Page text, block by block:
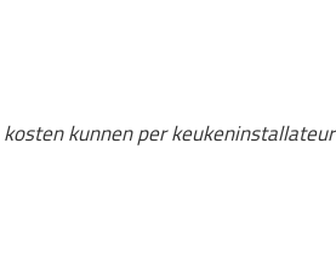
kunnen per keukeninstallateur